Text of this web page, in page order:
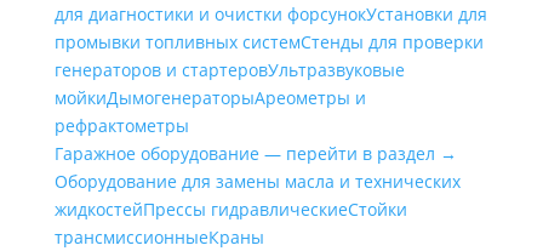
для диагностики и очистки форсунокУстановки для
промывки топливных системСтенды для проверки
генераторов и стартеровУльтразвуковые
мойкиДымогенераторыАреометры и
рефрактометры
Гаражное оборудование — перейти в раздел →
Оборудование для замены масла и технических
жидкостейПрессы гидравлическиеСтойки
трансмиссионныеКраны